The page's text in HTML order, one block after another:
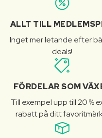
ALLT TILL
Inget mer letande efter
deals!
FÖRDELAR SOM
Till exempel upp till 20 %
rabatt på ditt